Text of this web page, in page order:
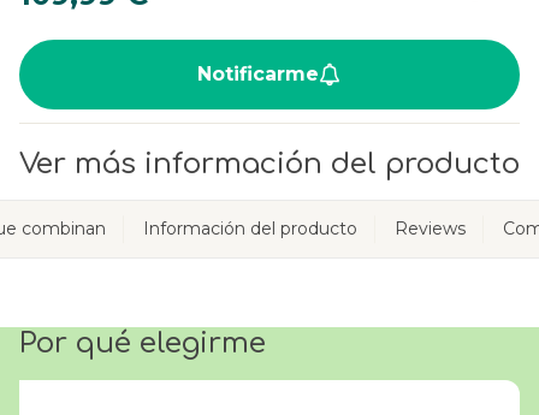
Notificarme
Ver más información del producto
combinan Información del producto Reviews
Por qué elegirme